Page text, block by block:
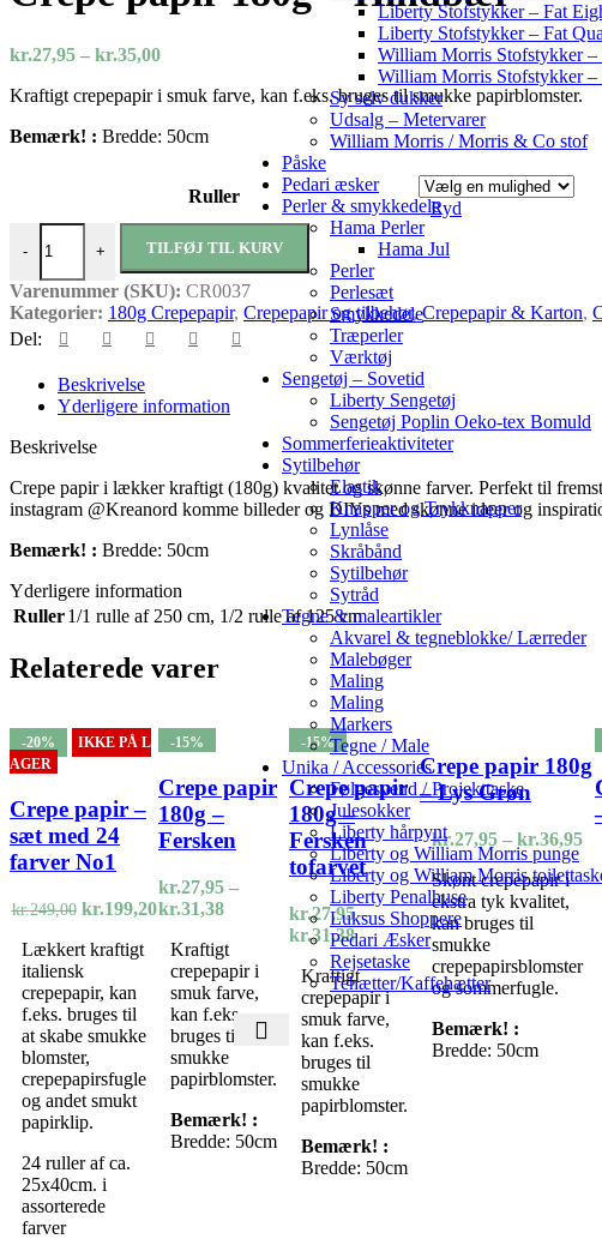
Liberty Stofstykker – Fat
Liberty Stofstykker – Fat
William Morris Stofstykker –
William Morris Stofstykker –
Sy selv dukker
Udsalg – Metervarer
William Morris / Morris & Co stof
Påske
Pedari æsker
Perler & smykkedele
Hama Perler
Hama Jul
Perler
Perlesæt
Smykkedele
Træperler
Værktøj
Sengetøj – Sovetid
Liberty Sengetøj
Sengetøj Poplin Oeko-tex Bomuld
Sommerferieaktiviteter
Sytilbehør
Elastik
Knapper og Trykknapper
Lynlåse
Skråbånd
Sytilbehør
Sytråd
Tegne & maleartikler
Akvarel & tegneblokke/ Lærreder
Malebøger
Maling
Maling
Markers
Tegne / Male
Unika / Accessories
Følgesvend / Projekttaske
Julesokker
Liberty hårpynt
Liberty og William Morris punge
Liberty og William Morris
Liberty Penalhuse
Luksus Shoppere
Pedari Æsker
Rejsetaske
Tehætter/Kaffehætter
kr.27,95 – kr.35,00Prisinterval:
til
Kraftigt crepepapir i smuk farve, kan f.eks. bruges til smukke papirblomster.
Bemærk! : Bredde: 50cm
Ruller
Ryd
-
Crepe papir 180g – Hindbær antal
+ TILFØJ TIL KURV
Varenummer (SKU): CR0037
Kategorier: 180g Crepepapir, Crepepapir og tilbehør, Crepepapir & Karton,
Del:
Beskrivelse
Yderligere information
Beskrivelse
Crepe papir i lækker kraftigt (180g) kvalitet og skønne farver. Perfekt til
instagram @Kreanord komme billeder og DIYs med skønne ideer og
Bemærk! : Bredde: 50cm
Yderligere information
Ruller1/1 rulle af 250 cm, 1/2 rulle af 125 cm
Relaterede varer
-20%
IKKE PÅ L
AGER
Crepe papir –
sæt med 24
farver No1
kr.249,00 Den
pris
var:
kr.249,00.
kr.199,20Den
pris
er:
kr.199,20.
Lækkert kraftigt
italiensk
crepepapir, kan
f.eks. bruges til
at skabe smukke
blomster,
crepepapirsfugle
og andet smukt
papirklip.
24 ruller af ca.
25x40cm. i
assorterede
farver
-15%
Crepe papir
180g –
Fersken
kr.27,95 –
kr.31,38Prisinterval:
til
kr.31,38
Kraftigt
crepepapir i
smuk farve,
kan f.eks.
bruges til
smukke
papirblomster.
Bemærk! :
Bredde: 50cm
-15%
Crepe papir
180g –
Fersken
tofarvet
kr.27,95 –
kr.31,38Prisinterval:
kr.27,95
til
kr.31,38
Kraftigt
crepepapir i
smuk farve,
kan f.eks.
bruges til
smukke
papirblomster.
Bemærk! :
Bredde: 50cm
Crepe papir 180g
– Lys Grøn
kr.27,95 – kr.36,95
til
Skønt crepepapir i
ekstra tyk kvalitet,
kan bruges til
smukke
crepepapirsblomster
og sommerfugle.
Bemærk! :
Bredde: 50cm